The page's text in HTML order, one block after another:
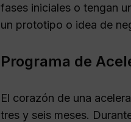
fases iniciales o tengan
un prototipo o idea de
Programa de
El corazón de una
tres y seis meses.